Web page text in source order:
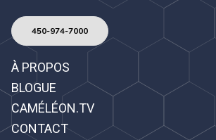
450-974-7000
À PROPOS
BLOGUE
CAMÉLÉON.TV
CONTACT